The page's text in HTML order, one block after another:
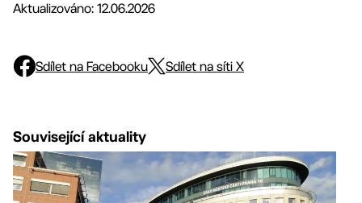
Aktualizováno: 12.06.2026
Sdílet na Facebooku Sdílet na síti X
Související aktuality